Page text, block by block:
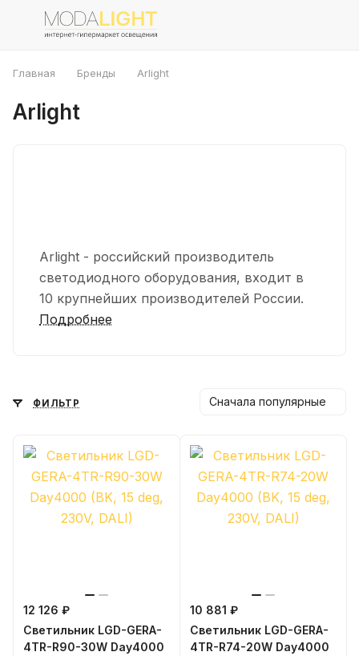
Главная Бренды Arlight
Arlight
Аrlight - российский производитель
светодиодного оборудования, входит в
10 крупнейших производителей России.
Подробнее
ФИЛЬТР Сначала популярные
12 126 ₽
Светильник LGD-GERA-
4TR-R90-30W Day4000
10 881 ₽
Светильник LGD-GERA-
4TR-R74-20W Day4000